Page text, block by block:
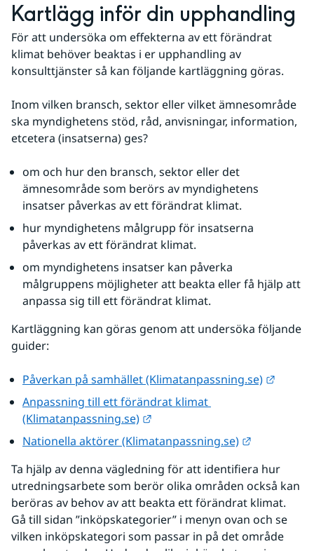
Kartlägg inför din upphandling
För att undersöka om effekterna av ett förändrat
klimat behöver beaktas i er upphandling av
konsulttjänster så kan följande kartläggning göras.
Inom vilken bransch, sektor eller vilket ämnesområde
ska myndighetens stöd, råd, anvisningar, information,
etcetera (insatserna) ges?
om och hur den bransch, sektor eller det
ämnesområde som berörs av myndighetens
insatser påverkas av ett förändrat klimat.
hur myndighetens målgrupp för insatserna
påverkas av ett förändrat klimat.
om myndighetens insatser kan påverka
målgruppens möjligheter att beakta eller få hjälp att
anpassa sig till ett förändrat klimat.
Kartläggning kan göras genom att undersöka följande
guider:
Påverkan på samhället (Klimatanpassning.se)
Anpassning till ett förändrat klimat
(Klimatanpassning.se)
Nationella aktörer (Klimatanpassning.se)
Ta hjälp av denna vägledning för att identifiera hur
utredningsarbete som berör olika områden också kan
beröras av behov av att beakta ett förändrat klimat.
Gå till sidan ”inköpskategorier” i menyn ovan och se
vilken inköpskategori som passar in på det område